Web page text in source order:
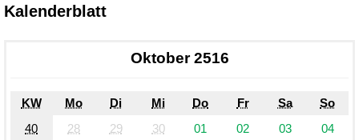
Kalenderblatt
Oktober 2516
KW Mo Di Mi Do Fr Sa
So
40
28 29 30 01 02 03
04